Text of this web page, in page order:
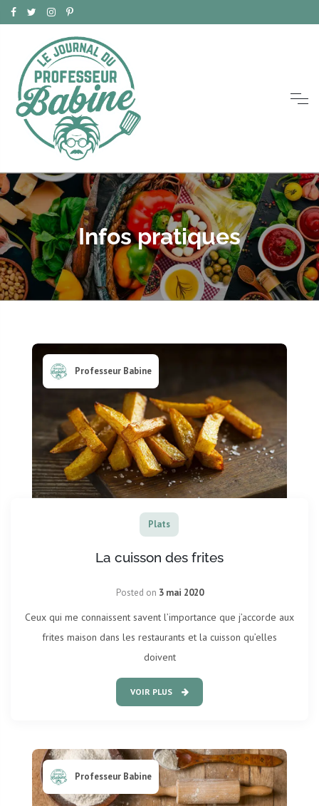
Infos pratiques
Professeur Babine
Plats
La cuisson des frites
Posted on 3 mai 2020
Ceux qui me connaissent savent l’importance que j’accorde aux
frites maison dans les restaurants et la cuisson qu’elles
doivent
VOIR PLUS
Professeur Babine